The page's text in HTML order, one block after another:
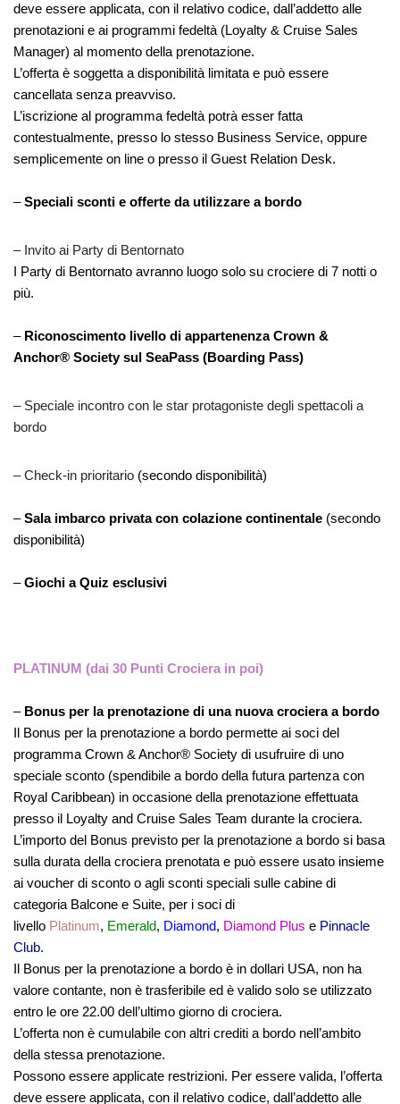
deve essere applicata, con il relativo codice, dall’addetto alle
prenotazioni e ai programmi fedeltà (Loyalty & Cruise Sales
Manager) al momento della prenotazione.
L’offerta è soggetta a disponibilità limitata e può essere
cancellata senza preavviso.
L’iscrizione al programma fedeltà potrà esser fatta
contestualmente, presso lo stesso Business Service, oppure
semplicemente on line o presso il Guest Relation Desk.
–Speciali sconti e offerte da utilizzare a bordo
– Invito ai Party di Bentornato
I Party di Bentornato avranno luogo solo su crociere di 7 notti o
più.
– Riconoscimento livello di appartenenza Crown &
Anchor® Society sul SeaPass (Boarding Pass)
– Speciale incontro con le star protagoniste degli spettacoli a
bordo
– Check-in prioritario (secondo disponibilità)
–Sala imbarco privata con colazione continentale (secondo
disponibilità)
–Giochi a Quiz esclusivi
PLATINUM (dai 30 Punti Crociera in poi)
– Bonus per la prenotazione di una nuova crociera a bordo
Il Bonus per la prenotazione a bordo permette ai soci del
programma Crown & Anchor® Society di usufruire di uno
speciale sconto (spendibile a bordo della futura partenza con
Royal Caribbean) in occasione della prenotazione effettuata
presso il Loyalty and Cruise Sales Team durante la crociera.
L’importo del Bonus previsto per la prenotazione a bordo si basa
sulla durata della crociera prenotata e può essere usato insieme
ai voucher di sconto o agli sconti speciali sulle cabine di
categoria Balcone e Suite, per i soci di
livello Platinum, Emerald, Diamond, Diamond Plus e Pinnacle
Club.
Il Bonus per la prenotazione a bordo è in dollari USA, non ha
valore contante, non è trasferibile ed è valido solo se utilizzato
entro le ore 22.00 dell’ultimo giorno di crociera.
L’offerta non è cumulabile con altri crediti a bordo nell’ambito
della stessa prenotazione.
Possono essere applicate restrizioni. Per essere valida, l’offerta
deve essere applicata, con il relativo codice, dall’addetto alle